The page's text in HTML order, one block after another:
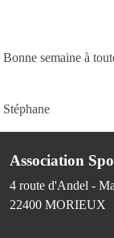
Bonne semaine à
Stéphane
Association
4 route d'Andel -
22400 MORIEUX